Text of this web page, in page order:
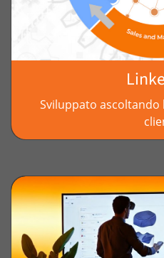
Sviluppato